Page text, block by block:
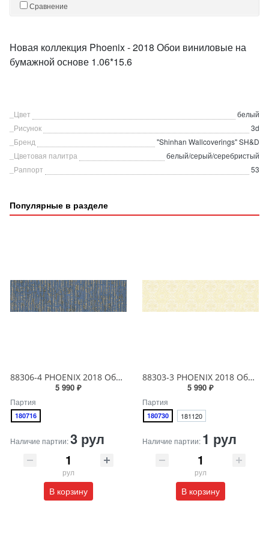
Сравнение
Новая коллекция Phoenix - 2018 Обои виниловые на
бумажной основе 1.06*15.6
_Цвет
белый
_Рисунок
3d
_Бренд
"Shinhan Wallcoverings" SH&D
_Цветовая палитра
белый/серый/серебристый
_Раппорт
53
Популярные в разделе
88306-4 PHOENIX 2018 Обои виниловые на бумажной основе 1.06*15.6
5 990 ₽
Партия
180716
Наличие партии:3 рул
рул
В корзину
88303-3 PHOENIX 2018 Обои виниловые на бумажной основе 1.06*15.6
5 990 ₽
Партия
180730 181120
Наличие партии: 1 рул
рул
В корзину